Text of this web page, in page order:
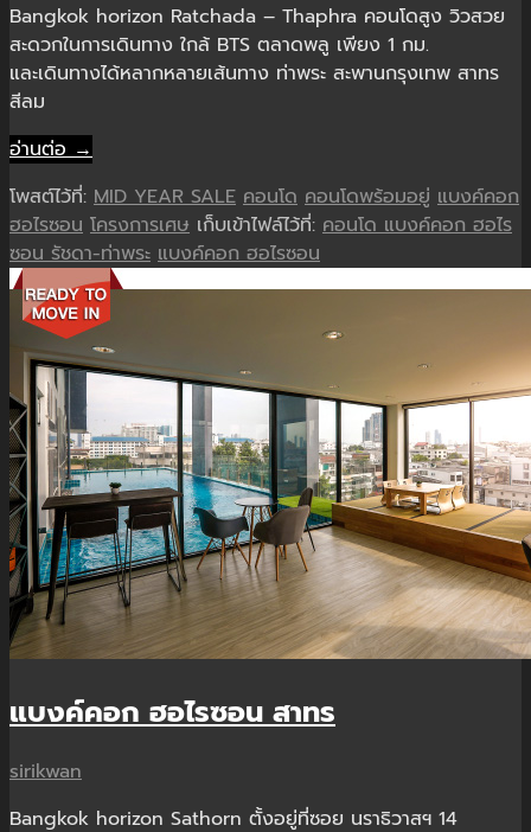
Bangkok horizon Ratchada – Thaphra คอนโดสูง วิวสวย
สะดวกในการเดินทาง ใกล้ BTS ตลาดพลู เพียง 1 กม.
และเดินทางได้หลากหลายเส้นทาง ท่าพระ สะพานกรุงเทพ สาทร
สีลม
อ่านต่อ →
โพสต์ไว้ที่: MID YEAR SALE คอนโด คอนโดพร้อมอยู่ แบงค์คอก
ฮอไรซอน โครงการเศษ เก็บเข้าไฟล์ไว้ที่: คอนโด แบงค์คอก ฮอไร
ซอน รัชดา-ท่าพระ แบงค์คอก ฮอไรซอน
แบงค์คอก ฮอไรซอน สาทร
sirikwan
Bangkok horizon Sathorn ตั้งอยู่ที่ซอย นราธิวาสฯ 14